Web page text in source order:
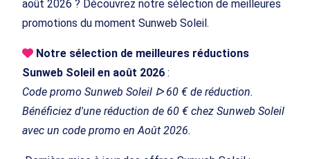
août 2026 ? Découvrez notre sélection de meilleures
promotions du moment Sunweb Soleil.
Notre sélection de meilleures réductions
Sunweb Soleil en août 2026 :
Code promo Sunweb Soleil ᐅ 60 € de réduction.
Bénéficiez d'une réduction de 60 € chez Sunweb Soleil
avec un code promo en Août 2026.